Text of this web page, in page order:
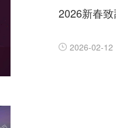
2026新春
2026-02-12